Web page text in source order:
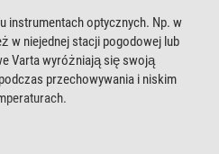
instrumentach optycznych. Np. w
w niejednej stacji pogodowej lub
Varta wyróżniają się swoją
przechowywania i niskim